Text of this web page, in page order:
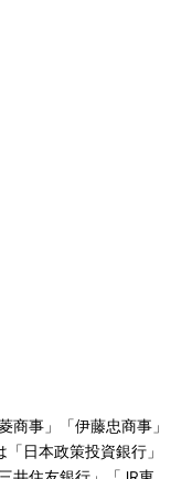
事」「伊藤忠商事」
日本政策投資銀行」